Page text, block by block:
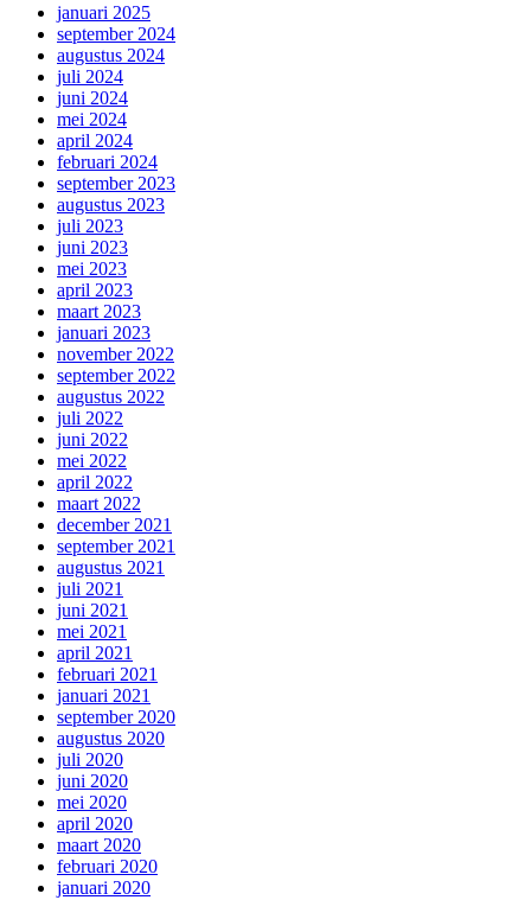
januari 2025
september 2024
augustus 2024
juli 2024
juni 2024
mei 2024
april 2024
februari 2024
september 2023
augustus 2023
juli 2023
juni 2023
mei 2023
april 2023
maart 2023
januari 2023
november 2022
september 2022
augustus 2022
juli 2022
juni 2022
mei 2022
april 2022
maart 2022
december 2021
september 2021
augustus 2021
juli 2021
juni 2021
mei 2021
april 2021
februari 2021
januari 2021
september 2020
augustus 2020
juli 2020
juni 2020
mei 2020
april 2020
maart 2020
februari 2020
januari 2020